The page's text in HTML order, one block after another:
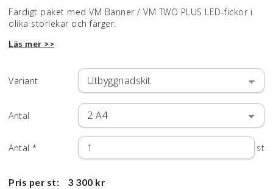
Färdigt paket med VM Banner / VM TWO PLUS LED-fickor i
olika storlekar och färger.
Läs mer >>
Variant
Antal
Antal * st
Pris per st: 3 300 kr